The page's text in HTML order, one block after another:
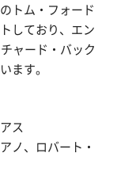
トム・フォード
しており、エン
ャード・バック
ます。
ス
ノ、ロバート・